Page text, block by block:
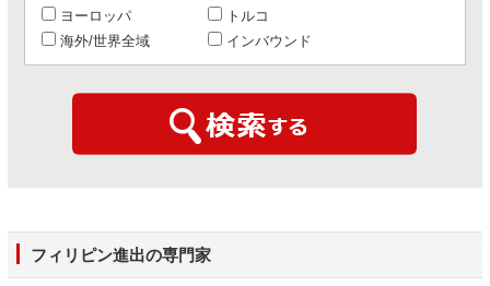
ヨーロッパ
トルコ
海外/世界全域
インバウンド
フィリピン進出の専門家